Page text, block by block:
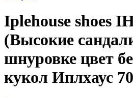
Iplehouse shoes
(Высокие
шнуровке цвет
кукол Иплхаус